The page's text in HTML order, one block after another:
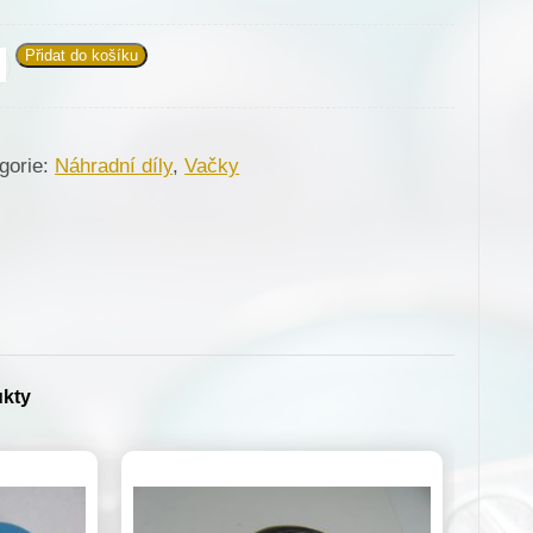
Přidat do košíku
Náhradní díly,Vačky